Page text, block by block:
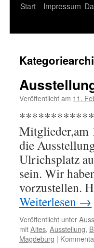
Start Impressum
Veröffentlicht am 11.
Mitglieder,am
die
Ulrichsplatz
sein. Wir
vorzustellen.
Weiterlesen →
Veröffentlicht unter
mitAltes, Ausstellung,
Magdeburg |